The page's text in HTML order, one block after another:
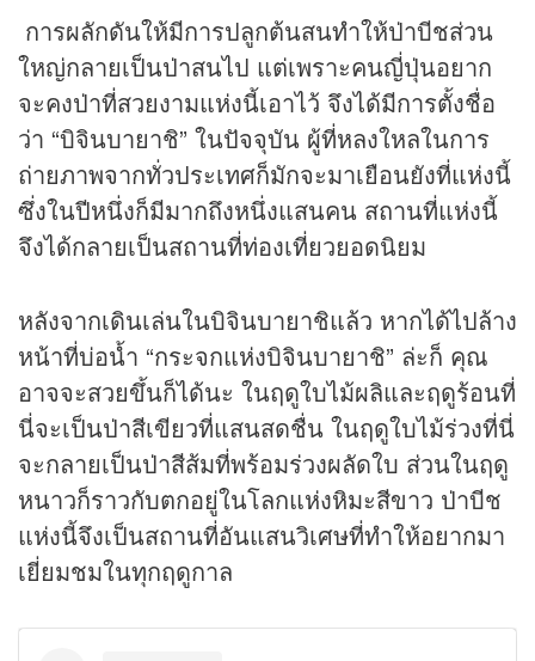
การผลักดันให้มีการปลูกต้นสนทำให้ป่าบีชส่วน
ใหญ่กลายเป็นป่าสนไป แต่เพราะคนญี่ปุ่นอยาก
จะคงป่าที่สวยงามแห่งนี้เอาไว้ จึงได้มีการตั้งชื่อ
ว่า “บิจินบายาชิ” ในปัจจุบัน ผู้ที่หลงใหลในการ
ถ่ายภาพจากทั่วประเทศก็มักจะมาเยือนยังที่แห่งนี้
ซึ่งในปีหนึ่งก็มีมากถึงหนึ่งแสนคน สถานที่แห่งนี้
จึงได้กลายเป็นสถานที่ท่องเที่ยวยอดนิยม
หลังจากเดินเล่นในบิจินบายาชิแล้ว หากได้ไปล้าง
หน้าที่บ่อน้ำ “กระจกแห่งบิจินบายาชิ” ล่ะก็ คุณ
อาจจะสวยขึ้นก็ได้นะ ในฤดูใบไม้ผลิและฤดูร้อนที่
นี่จะเป็นป่าสีเขียวที่แสนสดชื่น ในฤดูใบไม้ร่วงที่นี่
จะกลายเป็นป่าสีส้มที่พร้อมร่วงผลัดใบ ส่วนในฤดู
หนาวก็ราวกับตกอยู่ในโลกแห่งหิมะสีขาว ป่าบีช
แห่งนี้จึงเป็นสถานที่อันแสนวิเศษที่ทำให้อยากมา
เยี่ยมชมในทุกฤดูกาล